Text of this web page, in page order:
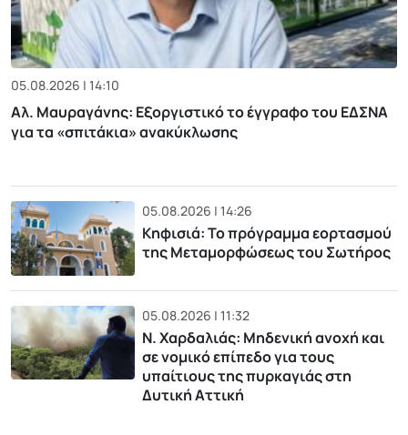
05.08.2026 | 14:10
Αλ. Μαυραγάνης: Εξοργιστικό το έγγραφο του ΕΔΣΝΑ
για τα «σπιτάκια» ανακύκλωσης
05.08.2026 | 14:26
Κηφισιά: Το πρόγραμμα εορτασμού
της Μεταμορφώσεως του Σωτήρος
05.08.2026 | 11:32
Ν. Χαρδαλιάς: Μηδενική ανοχή και
σε νομικό επίπεδο για τους
υπαίτιους της πυρκαγιάς στη
Δυτική Αττική